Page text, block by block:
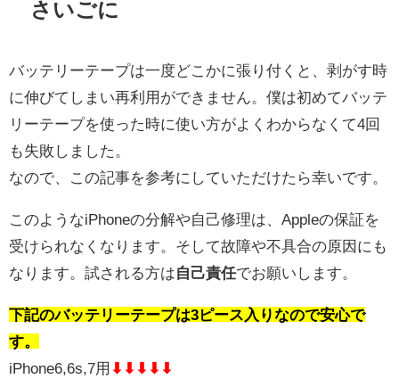
さいごに
バッテリーテープは一度どこかに張り付くと、剥がす時
に伸びてしまい再利用ができません。僕は初めてバッテ
リーテープを使った時に使い方がよくわからなくて4回
も失敗しました。
なので、この記事を参考にしていただけたら幸いです。
このようなiPhoneの分解や自己修理は、Appleの保証を
受けられなくなります。そして故障や不具合の原因にも
なります。試される方は自己責任でお願いします。
下記のバッテリーテープは3ピース入りなので安心で
す。
iPhone6,6s,7用 ⬇︎⬇︎⬇︎⬇︎⬇︎